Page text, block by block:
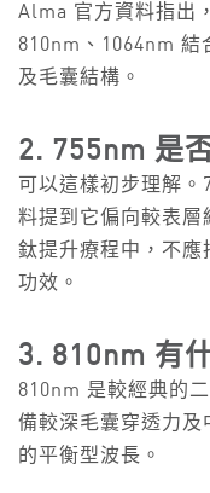
Alma 官方資料指出
810nm、1064nm 結
及毛囊結構。
2. 755nm 是
可以這樣初步理解
料提到它偏向較表層
鈦提升療程中，不應
功效。
3. 810nm 有
810nm 是較經典的
備較深毛囊穿透力及
的平衡型波長。